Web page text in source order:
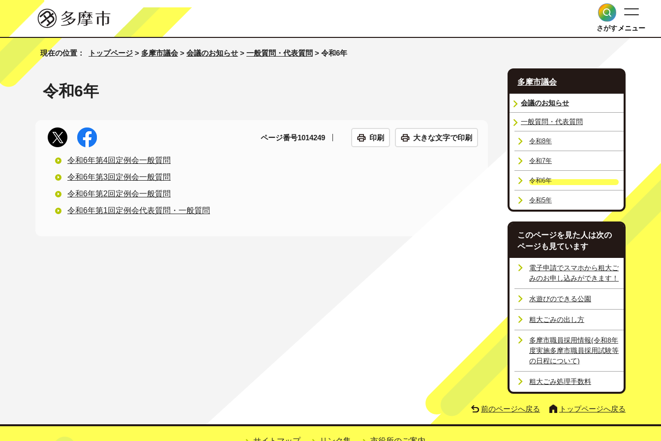
さがすメニュー
現在の位置： トップページ > 多摩市議会 > 会議のお知らせ > 一般質問・代表質問 > 令和6年
令和6年
ページ番号1014249 印刷 大きな文字で印刷
令和6年第4回定例会一般質問
令和6年第3回定例会一般質問
令和6年第2回定例会一般質問
令和6年第1回定例会代表質問・一般質問
多摩市議会
会議のお知らせ
一般質問・代表質問
令和8年
令和7年
令和6年
令和5年
このページを見た人は次の
ページも見ています
電子申請でスマホから粗大ご
みのお申し込みができます！
水遊びのできる公園
粗大ごみの出し方
多摩市職員採用情報(令和8年
度実施多摩市職員採用試験等
の日程について)
粗大ごみ処理手数料
前のページへ戻る トップページへ戻る